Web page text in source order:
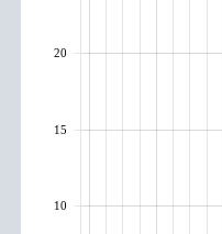
10
15
20